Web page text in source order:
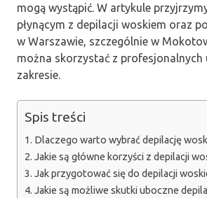
mogą wystąpić. W artykule
płynącym z depilacji woskiem oraz
w Warszawie, szczególnie w
można skorzystać z profesjonalnych
zakresie.
Spis treści
Dlaczego warto wybrać depilację
Jakie są główne korzyści z depilacji
Jak przygotować się do depilacji
Jakie są możliwe skutki uboczne